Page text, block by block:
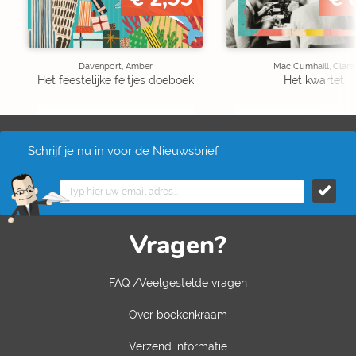
Davenport, Amber
Het feestelijke feitjes doeboek
Mac Cumhaill, Clare
Het kwartet
Schrijf je nu in voor de Nieuwsbrief
Vragen?
FAQ /Veelgestelde vragen
Over boekenkraam
Verzend informatie